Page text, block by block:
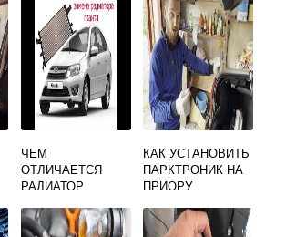
МАСЛА ГРАНТА
ЧЕМ
ОТЛИЧАЕТСЯ
РАДИАТОР
КОНДИЦИОНЕРО
КАК УСТАНОВИТЬ
ПАРКТРОНИК НА
ПРИОРУ